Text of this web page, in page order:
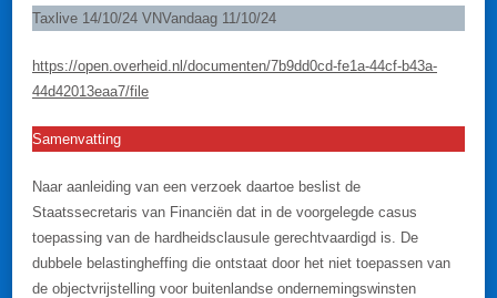
Taxlive 14/10/24 VNVandaag 11/10/24
https://open.overheid.nl/documenten/7b9dd0cd-fe1a-44cf-b43a-
44d42013eaa7/file
Samenvatting
Naar aanleiding van een verzoek daartoe beslist de
Staatssecretaris van Financiën dat in de voorgelegde casus
toepassing van de hardheidsclausule gerechtvaardigd is. De
dubbele belastingheffing die ontstaat door het niet toepassen van
de objectvrijstelling voor buitenlandse ondernemingswinsten